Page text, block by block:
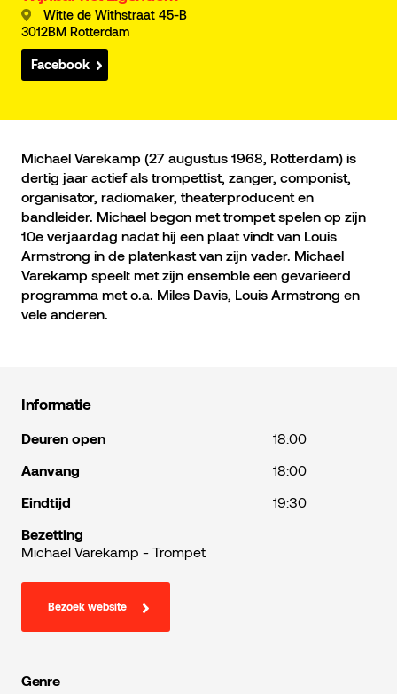
Witte de Withstraat 45-B
3012BM Rotterdam
Facebook
Michael Varekamp (27 augustus 1968, Rotterdam) is
dertig jaar actief als trompettist, zanger, componist,
organisator, radiomaker, theaterproducent en
bandleider. Michael begon met trompet spelen op zijn
10e verjaardag nadat hij een plaat vindt van Louis
Armstrong in de platenkast van zijn vader. Michael
Varekamp speelt met zijn ensemble een gevarieerd
programma met o.a. Miles Davis, Louis Armstrong en
vele anderen.
Informatie
Deuren open
18:00
Aanvang
18:00
Eindtijd
19:30
Bezetting
Michael Varekamp - Trompet
Bezoek website
Genre